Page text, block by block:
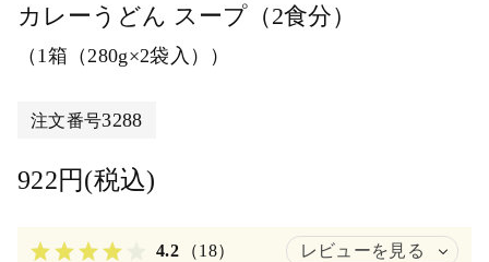
カレーうどん スープ（2食分）
（1箱（280g×2袋入））
注文番号3288
922円(税込)
4.2 （18） レビューを見る